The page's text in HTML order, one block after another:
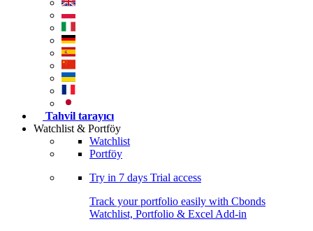
Tahvil tarayıcı
Watchlist & Portföy
Watchlist
Portföy
Try in 7 days Trial access
Track your portfolio easily with Cbonds
Watchlist, Portfolio & Excel Add-in